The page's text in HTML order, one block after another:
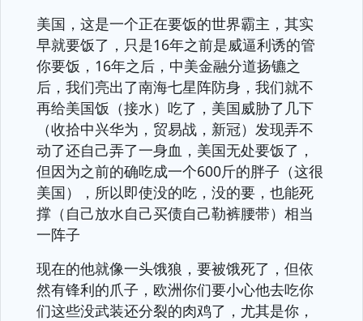
美国，这是一个正在要饭的世界霸主，其实
早就要饭了，只是16年之前是威逼利诱的管
你要饭，16年之后，中美金融分道扬镳之
后，我们亮出了南海七星阵防身，我们就不
再给美国饭（接水）吃了，美国威胁了几下
（收拾中兴华为，贸易战，新冠）发现弄不
动了还自己弄了一身血，美国无处要饭了，
但因为之前的确吃成一个600斤的胖子（这很
美国），所以即使没的吃，没的要，也能死
撑（自己放水自己买债自己勒裤腰带）相当
一阵子
现在的他就像一头饿狼，要被饿死了，但依
然有锋利的爪子，欧洲你们要小心他去吃你
们这些没武装还分裂的肉鸡了，尤其是你，